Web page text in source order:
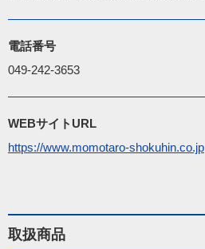
電話番号
049-242-3653
WEBサイトURL
https://www.momotaro-shokuhin.co.jp
取扱商品